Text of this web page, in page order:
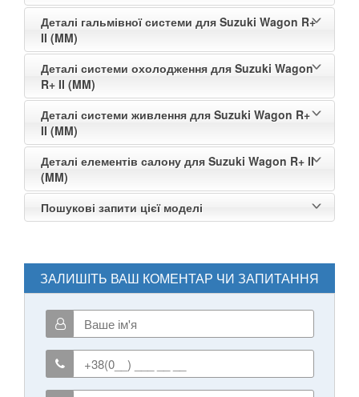
Деталі гальмівної системи для Suzuki Wagon R+
II (MM)
Деталі системи охолодження для Suzuki Wagon
R+ II (MM)
Деталі системи живлення для Suzuki Wagon R+
II (MM)
Деталі елементів салону для Suzuki Wagon R+ II
(MM)
Пошукові запити цієї моделі
ЗАЛИШІТЬ ВАШ КОМЕНТАР ЧИ ЗАПИТАННЯ